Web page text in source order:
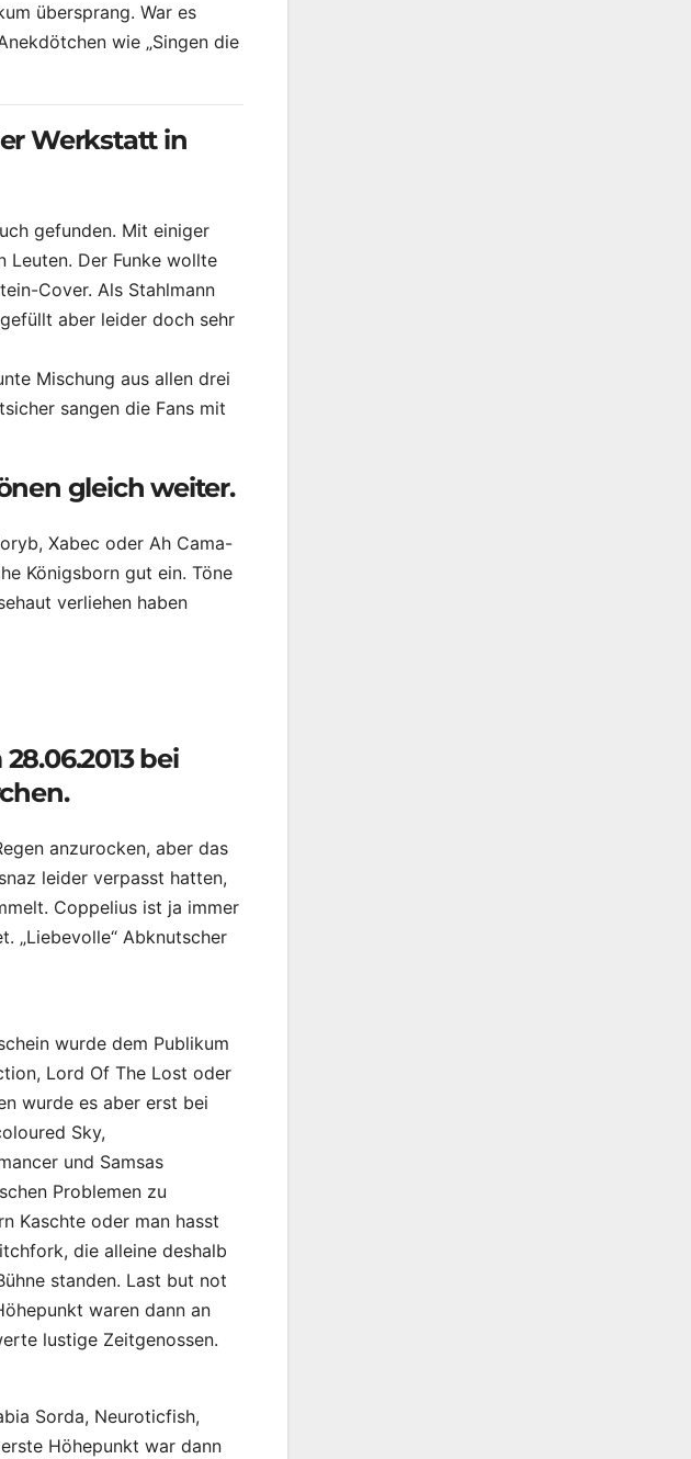
übersprang. War es
wie „Singen die
Werkstatt in
gefunden. Mit einiger
Der Funke wollte
Cover. Als Stahlmann
aber leider doch sehr
Mischung aus allen drei
sangen die Fans mit
gleich weiter.
Xabec oder Ah Cama-
Königsborn gut ein. Töne
verliehen haben
bei
anzurocken, aber das
leider verpasst hatten,
Coppelius ist ja immer
„Liebevolle“ Abknutscher
wurde dem Publikum
Lord Of The Lost oder
wurde es aber erst bei
Sky,
und Samsas
Problemen zu
Kaschte oder man hasst
die alleine deshalb
standen. Last but not
waren dann an
lustige Zeitgenossen.
Sorda, Neuroticfish,
Höhepunkt war dann